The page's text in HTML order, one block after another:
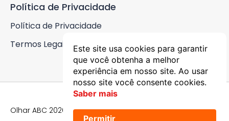
Política de Privacidade
Política de Privacidade
Termos Legais
Este site usa cookies para garantir
que você obtenha a melhor
experiência em nosso site. Ao usar
nosso site você consente cookies.
Saber mais
Permitir
Olhar ABC 2026 © Todos os Direitos Reservados